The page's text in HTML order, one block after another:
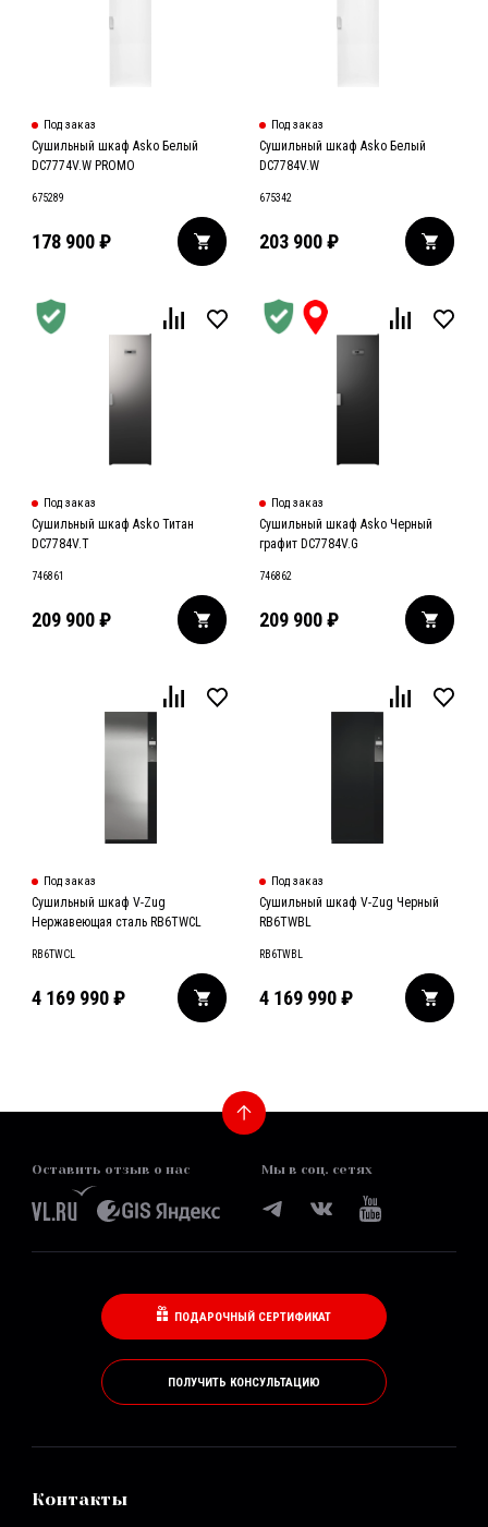
Под заказ
Сушильный шкаф Asko Белый
DC7774V.W PROMO
675289
178 900₽
Под заказ
Сушильный шкаф Asko Белый
DC7784V.W
675342
203 900 ₽
Под заказ
Сушильный шкаф Asko Титан
DC7784V.T
746861
209 900₽
Под заказ
Сушильный шкаф Asko Черный
графит DC7784V.G
746862
209 900 ₽
Под заказ
Сушильный шкаф V-Zug
Нержавеющая сталь RB6TWCL
RB6TWCL
4 169 990₽
Под заказ
Сушильный шкаф V-Zug Черный
RB6TWBL
RB6TWBL
4 169 990 ₽
Оставить отзыв о нас Мы в соц. сетях
ПОДАРОЧНЫЙ СЕРТИФИКАТ
ПОЛУЧИТЬ КОНСУЛЬТАЦИЮ
Контакты